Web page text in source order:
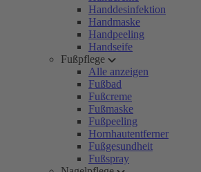
Handdesinfektion
Handmaske
Handpeeling
Handseife
Fußpflege
Alle anzeigen
Fußbad
Fußcreme
Fußmaske
Fußpeeling
Hornhautentferner
Fußgesundheit
Fußspray